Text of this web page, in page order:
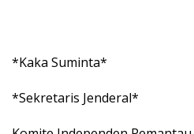
*Kaka Suminta*
*Sekretaris Jenderal*